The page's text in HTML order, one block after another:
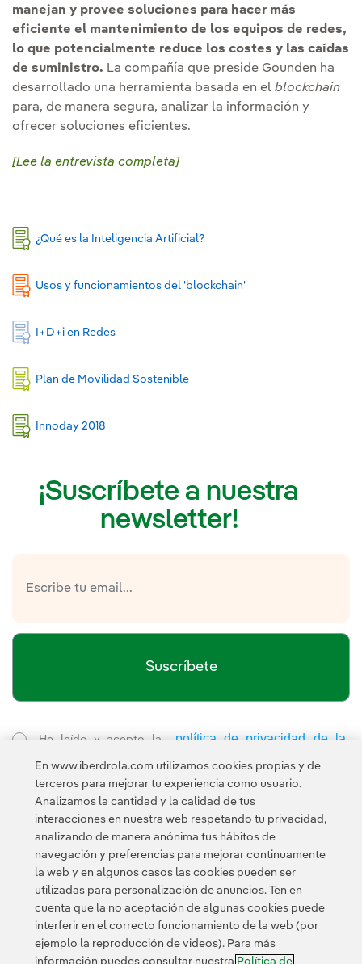
manejan y provee soluciones para hacer más
eficiente el mantenimiento de los equipos de redes,
lo que potencialmente reduce los costes y las caídas
de suministro. La compañía que preside Gounden ha
desarrollado una herramienta basada en el blockchain
para, de manera segura, analizar la información y
ofrecer soluciones eficientes.
Lee la entrevista completa
¿Qué es la Inteligencia Artificial?
Usos y funcionamientos del 'blockchain'
I+D+i en Redes
Plan de Movilidad Sostenible
Innoday 2018
¡Suscríbete a nuestra
newsletter!
Suscríbete
He leído y acepto la
política de privacidad de la
Newsletter
Enlace externo, se abre en ventana nueva.
Esta página está protegida por reCAPTCHA y se aplican la
Política de privacidad y los
Contacta Clientes Política de Privacidad Información legal
Transparencia en el uso de la IA Política de cookies
Configuración de cookies Accesibilidad Canal de denuncias
En www.iberdrola.com utilizamos cookies propias y de
terceros para mejorar tu experiencia como usuario.
Analizamos la cantidad y la calidad de tus
interacciones en nuestra web respetando tu privacidad,
analizando de manera anónima tus hábitos de
navegación y preferencias para mejorar continuamente
la web y en algunos casos las cookies pueden ser
utilizadas para personalización de anuncios. Ten en
cuenta que la no aceptación de algunas cookies puede
interferir en el correcto funcionamiento de la web (por
ejemplo la reproducción de videos). Para más
información puedes consultar nuestra Política de